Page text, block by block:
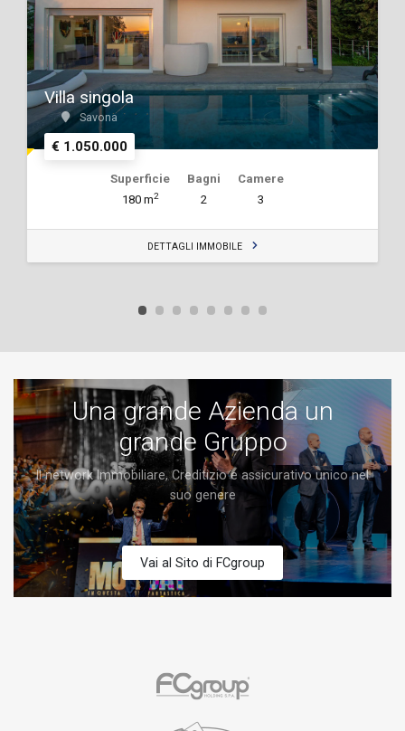
€ 1.050.000
Villa singola
Savona
Superficie
180 m2
Bagni
2
Camere
3
DETTAGLI IMMOBILE
Una grande Azienda un
grande Gruppo
Il network Immobiliare, Creditizio e assicurativo unico nel
suo genere
Vai al Sito di FCgroup